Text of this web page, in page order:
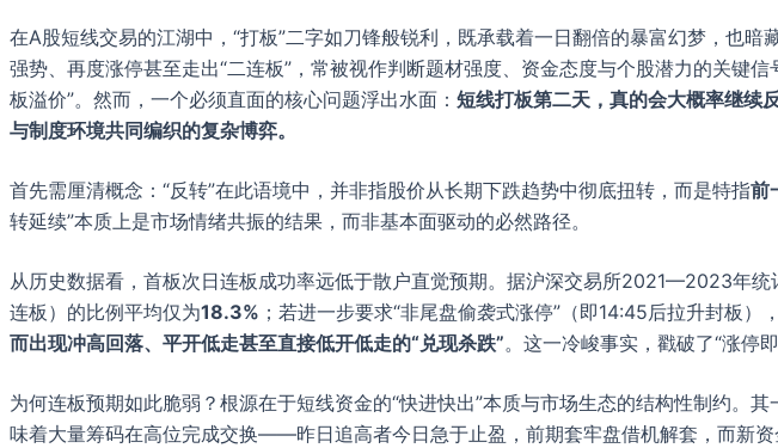
在A股短线交易的江湖中，“打板”二字如刀锋般锐利，既承载着一日翻倍的暴富幻梦，也
强势、再度涨停甚至走出“二连板”，常被视作判断题材强度、资金态度与个股潜力的关键
板溢价”。然而，一个必须直面的核心问题浮出水面： 短线打板第二天，真的会大概率继续
与制度环境共同编织的复杂博弈。
首先需厘清概念：“反转”在此语境中，并非指股价从长期下跌趋势中彻底扭转，而是特指前
转延续”本质上是市场情绪共振的结果，而非基本面驱动的必然路径。
从历史数据看，首板次日连板成功率远低于散户直觉预期。据沪深交易所2021—2023年
连板）的比例平均仅为18.3% ；若进一步要求“非尾盘偷袭式涨停”（即14:45后拉升封板）
而出现冲高回落、平开低走甚至直接低开低走的“兑现杀跌”。这一冷峻事实，戳破了“涨停
为何连板预期如此脆弱？根源在于短线资金的“快进快出”本质与市场生态的结构性制约。其
味着大量筹码在高位完成交换——昨日追高者今日急于止盈，前期套牢盘借机解套，而新